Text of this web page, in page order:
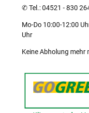
✆Tel.: 04521 - 830
Mo-Do 10:00-12:00
Uhr
Keine Abholung mehr